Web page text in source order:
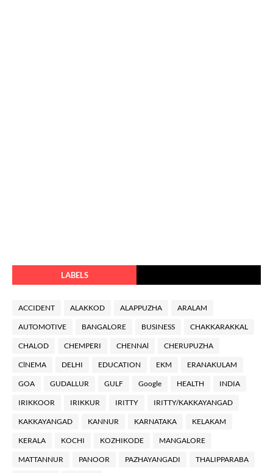
LABELS
ACCIDENT ALAKKOD ALAPPUZHA ARALAM
AUTOMOTIVE BANGALORE BUSINESS CHAKKARAKKAL
CHALOD CHEMPERI CHENNAl CHERUPUZHA
ClNEMA DELHI EDUCATION EKM ERANAKULAM
GOA GUDALLUR GULF Google HEALTH INDIA
IRIKKOOR IRIKKUR IRITTY IRITTY/KAKKAYANGAD
KAKKAYANGAD KANNUR KARNATAKA KELAKAM
KERALA KOCHI KOZHIKODE MANGALORE
MATTANNUR PANOOR PAZHAYANGADI THALIPPARABA